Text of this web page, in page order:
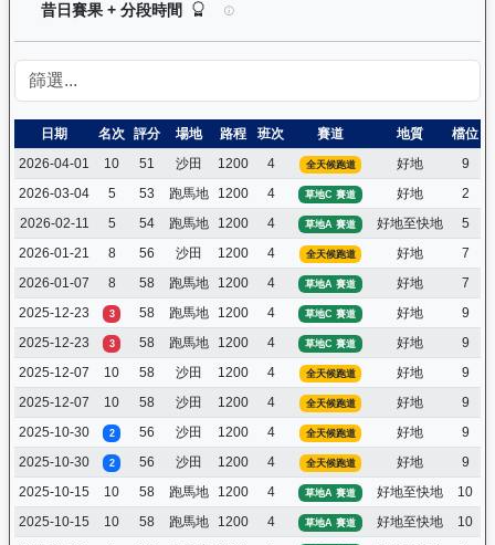
昔日賽果 + 分段時間 運來伍寶（J153）— 昔日賽果及分
日期 名次 評分 場地 路程 班次 賽道 地質 檔位
2026-04-01
10 51 沙田 1200 4 全天候跑道 好地 9
2026-03-04
5 53 跑馬地 1200 4 草地C 賽道 好地 2
2026-02-11
5 54 跑馬地 1200 4 草地A 賽道 好地至快地 5
2026-01-21
8 56 沙田 1200 4 全天候跑道 好地 7
2026-01-07
8 58 跑馬地 1200 4 草地A 賽道 好地 7
2025-12-23
3 58 跑馬地 1200 4 草地C 賽道 好地 9
2025-12-23
3 58 跑馬地 1200 4 草地C 賽道 好地 9
2025-12-07
10 58 沙田 1200 4 全天候跑道 好地 9
2025-12-07
10 58 沙田 1200 4 全天候跑道 好地 9
2025-10-30
2 56 沙田 1200 4 全天候跑道 好地 9
2025-10-30
2 56 沙田 1200 4 全天候跑道 好地 9
2025-10-15
10 58 跑馬地 1200 4 草地A 賽道 好地至快地 10
2025-10-15
10 58 跑馬地 1200 4 草地A 賽道 好地至快地 10